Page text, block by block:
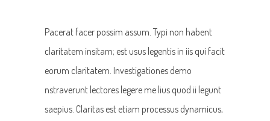
Pacerat facer possim assum. Typi non habent
claritatem insitam; est usus legentis in iis qui facit
eorum claritatem. Investigationes demo
nstraverunt lectores legere me lius quod ii legunt
saepius. Claritas est etiam processus dynamicus,